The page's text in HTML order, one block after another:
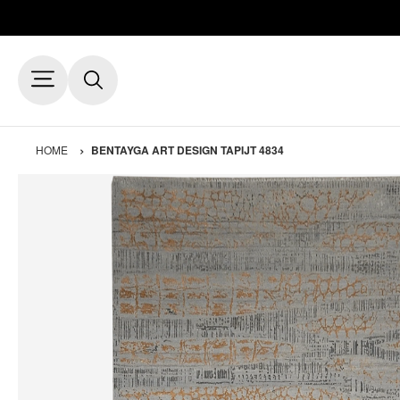
HOME BENTAYGA ART DESIGN TAPIJT 4834